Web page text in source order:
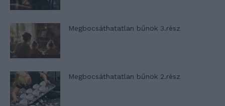
Megbocsáthatatlan bűnök 3.rész
Megbocsáthatatlan bűnök 2.rész